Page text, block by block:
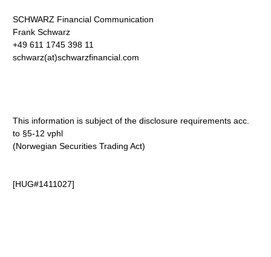
SCHWARZ Financial Communication
Frank Schwarz
+49 611 1745 398 11
schwarz(at)schwarzfinancial.com
This information is subject of the disclosure requirements acc.
to §5-12 vphl
(Norwegian Securities Trading Act)
[HUG#1411027]